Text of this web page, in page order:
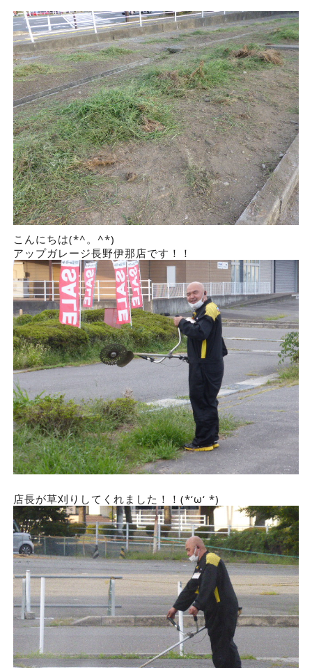
こんにちは(*^。^*)
アップガレージ長野伊那店です！！
店長が草刈りしてくれました！！(*‘ω‘ *)